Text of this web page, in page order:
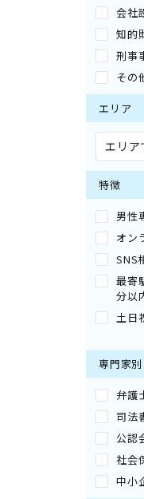
会社
知的
刑事
その
エリア
エリア
特徴
男性
オン
SNS
最寄
分以
土日
専門家別
弁護
司法
公認
社会
中小